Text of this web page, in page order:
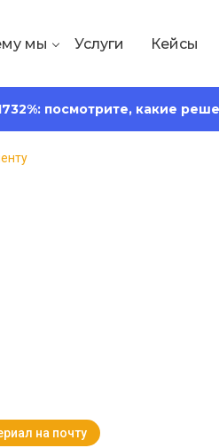
мы Услуги Кейсы
посмотрите, какие
на почту